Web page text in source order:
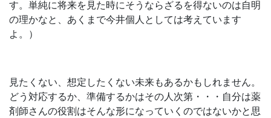
す。単純に将来を見た時にそうならざるを得ないのは自明
の理かなと、あくまで今井個人としては考えています
よ。）
見たくない、想定したくない未来もあるかもしれません。
どう対応するか、準備するかはその人次第・・・自分は薬
剤師さんの役割はそんな形になっていくのではないかと思